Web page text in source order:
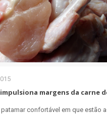
margens da carne
confortável em que estão